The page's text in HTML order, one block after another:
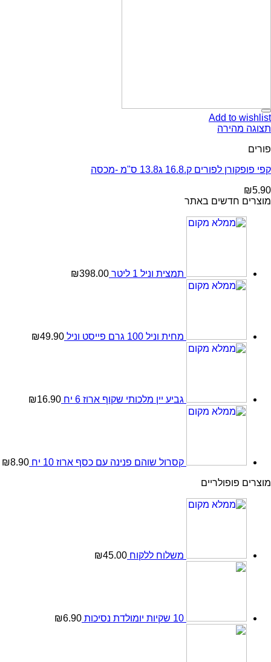
Add to wishlist
תצוגה מהירה
פורים
קפי פופקורן לפורים ק.16.8 ג13.8 ס"מ -מכסה
₪5.90
מוצרים חדשים באתר
תמצית וניל 1 ליטר ₪398.00
מחית וניל 100 גרם פייסט וניל ₪49.90
גביע יין מלכותי שקוף ארוז 6 יח ₪16.90
קסרול שוהם פנינה עם כסף ארוז 10 יח ₪8.90
מוצרים פופולריים
משלוח ללקוח ₪45.00
10 שקיות יומולדת נסיכות ₪6.90